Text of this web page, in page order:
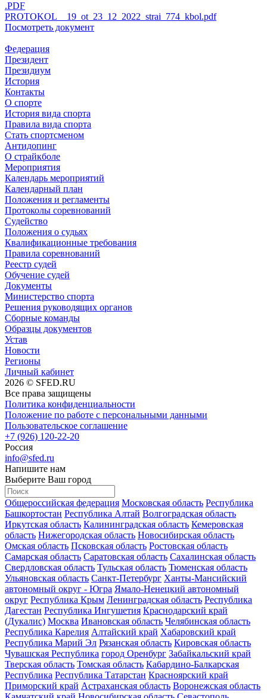
.PDF
PROTOKOL__19_ot_23_12_2022_strai_774_kbol.pdf
Посмотреть документ
Федерация
Президент
Президиум
История
Контакты
О спорте
История вида спорта
Правила вида спорта
Стать спортсменом
Антидопинг
О страйкболе
Мероприятия
Календарь мероприятий
Календарный план
Положения и регламенты
Протоколы соревнований
Судейство
Положения о судьях
Квалификационные требования
Правила соревнований
Реестр судей
Обучение судей
Документы
Министерство спорта
Решения руководящих органов
Сборные команды
Образцы документов
Устав
Новости
Регионы
Личный кабинет
2026 © SFED.RU
Все права защищены
Политика конфиденциальности
Положение по работе с персональными данными
Пользовательское соглашение
+7 (926) 120-22-20
Россия
info@sfed.ru
Напишите нам
Выберите Ваш город
Общероссийская федерация Московская область Республика
Башкортостан Республика Алтай Волгоградская область
Иркутская область Калининградская область Кемеровская
область Нижегородская область Новосибирская область
Омская область Псковская область Ростовская область
Самарская область Саратовская область Сахалинская область
Свердловская область Тульская область Тюменская область
Ульяновская область Санкт-Петербург Ханты-Мансийский
автономный округ - Югра Ямало-Ненецкий автономный
округ Республика Крым Ленинградская область Республика
Дагестан Республика Ингушетия Краснодарский край
(Дукалис) Москва Ивановская область Челябинская область
Республика Карелия Алтайский край Хабаровский край
Республика Марий Эл Рязанская область Кировская область
Чувашская Республика город Оренбург Забайкальский край
Тверская область Томская область Кабардино-Балкарская
Республика Республика Татарстан Красноярский край
Приморский край Астраханская область Воронежская область